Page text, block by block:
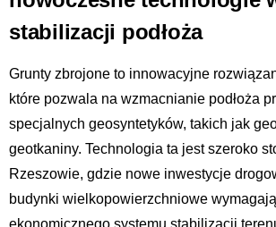
stabilizacji podłoża
Grunty zbrojone to innowacyjne
które pozwala na wzmacnianie podłoża
specjalnych geosyntetyków, takich jak
geotkaniny. Technologia ta jest szeroko
Rzeszowie, gdzie nowe inwestycje
budynki wielkopowierzchniowe wymagają
ekonomicznego systemu stabilizacji